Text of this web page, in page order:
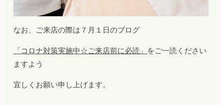
なお、ご来店の際は７月１日のブログ
「コロナ対策実施中☆ご来店前に必読」
をご一読ください
ますよう
宜しくお願い申し上げます。